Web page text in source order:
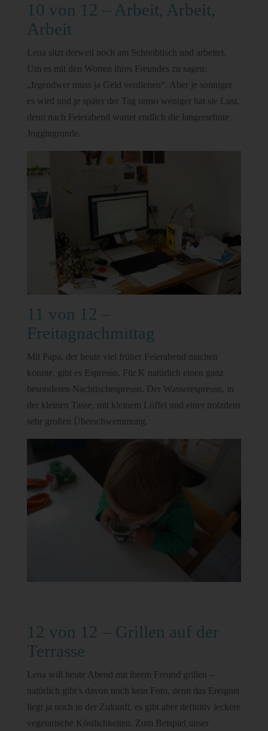
10 von 12 – Arbeit, Arbeit,
Arbeit
Lena sitzt derweil noch am Schreibtisch und arbeitet.
Um es mit den Worten ihres Freundes zu sagen:
„Irgendwer muss ja Geld verdienen“. Aber je sonniger
es wird und je später der Tag umso weniger hat sie Lust,
denn nach Feierabend wartet endlich die langersehnte
Joggingrunde.
11 von 12 –
Freitagnachmittag
Mit Papa, der heute viel früher Feierabend machen
konnte, gibt es Espresso. Für K natürlich einen ganz
besonderen Nachtischespresso. Der Wasserespresso, in
der kleinen Tasse, mit kleinem Löffel und einer trotzdem
sehr großen Überschwemmung.
12 von 12 – Grillen auf der
Terrasse
Lena will heute Abend mit ihrem Freund grillen –
natürlich gibt’s davon noch kein Foto, denn das Ereignis
liegt ja noch in der Zukunft. es gibt aber definitiv leckere
vegetarische Köstlichkeiten. Zum Beispiel unser